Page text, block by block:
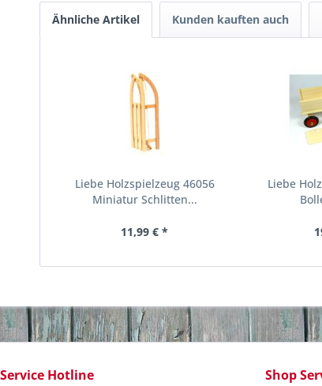
Ähnliche Artikel Kunden kauften auch
Liebe Holzspielzeug 46056
Miniatur Schlitten...
11,99 € *
Liebe
Service Hotline Shop